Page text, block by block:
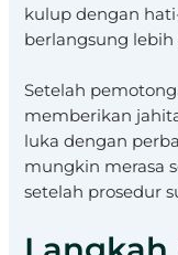
kulup dengan
berlangsung lebih
Setelah
memberikan
luka dengan
mungkin merasa
setelah prosedur